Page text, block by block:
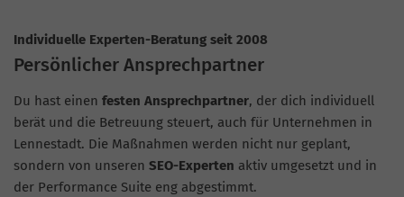
Individuelle Experten-Beratung seit 2008
Persönlicher Ansprechpartner
Du hast einen festen Ansprechpartner, der dich individuell
berät und die Betreuung steuert, auch für Unternehmen in
Lennestadt. Die Maßnahmen werden nicht nur geplant,
sondern von unseren SEO-Experten aktiv umgesetzt und in
der Performance Suite eng abgestimmt.